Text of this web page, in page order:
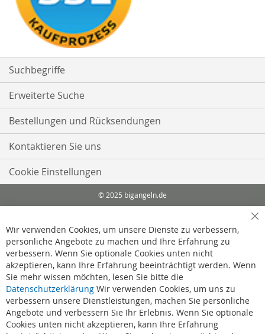
Suchbegriffe
Erweiterte Suche
Bestellungen und Rücksendungen
Kontaktieren Sie uns
Cookie Einstellungen
© 2025 bigangeln.de
Wir verwenden Cookies, um unsere Dienste zu verbessern,
persönliche Angebote zu machen und Ihre Erfahrung zu
verbessern. Wenn Sie optionale Cookies unten nicht
akzeptieren, kann Ihre Erfahrung beeinträchtigt werden. Wenn
Sie mehr wissen möchten, lesen Sie bitte die
Datenschutzerklärung Wir verwenden Cookies, um uns zu
verbessern unsere Dienstleistungen, machen Sie persönliche
Angebote und verbessern Sie Ihr Erlebnis. Wenn Sie optionale
Cookies unten nicht akzeptieren, kann Ihre Erfahrung